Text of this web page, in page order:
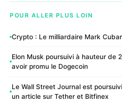
POUR ALLER PLUS LOIN
Crypto : Le milliardaire Mark
Elon Musk poursuivi à hauteur de
avoir promu le Dogecoin
Le Wall Street Journal est
un article sur Tether et Bitfinex